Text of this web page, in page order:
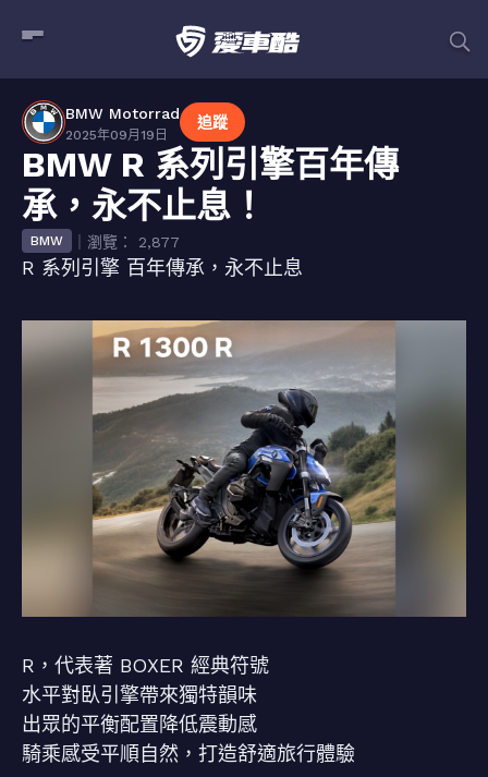
BMW Motorrad
2025年09月19日
追蹤
BMW R 系列引擎百年傳
承，永不止息！
BMW ｜瀏覽： 2,877
R 系列引擎 百年傳承，永不止息
R，代表著 BOXER 經典符號
水平對臥引擎帶來獨特韻味
出眾的平衡配置降低震動感
騎乘感受平順自然，打造舒適旅行體驗